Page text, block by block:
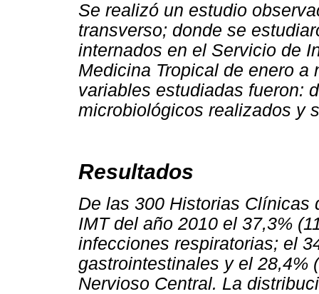
Se realizó un estudio
transverso; donde se
internados en el Servicio de
Medicina Tropical de enero a
variables estudiadas fueron:
microbiológicos realizados y
Resultados
De las 300 Historias Clínicas
IMT del año 2010 el 37,3%
infecciones respiratorias; el
gastrointestinales y el 28,4%
Nervioso Central. La